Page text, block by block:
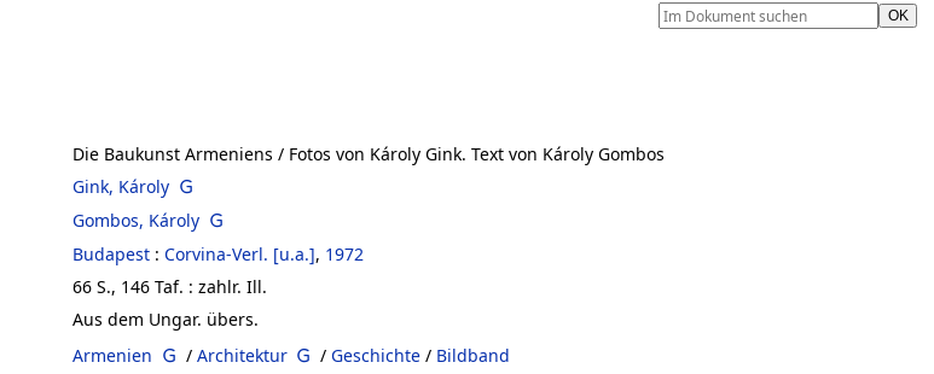
Die Baukunst Armeniens / Fotos von Károly Gink. Text von Károly Gombos
Gink, Károly
Gombos, Károly
Budapest : Corvina-Verl. [u.a.], 1972
66 S., 146 Taf. : zahlr. Ill.
Aus dem Ungar. übers.
Armenien / Architektur / Geschichte / Bildband